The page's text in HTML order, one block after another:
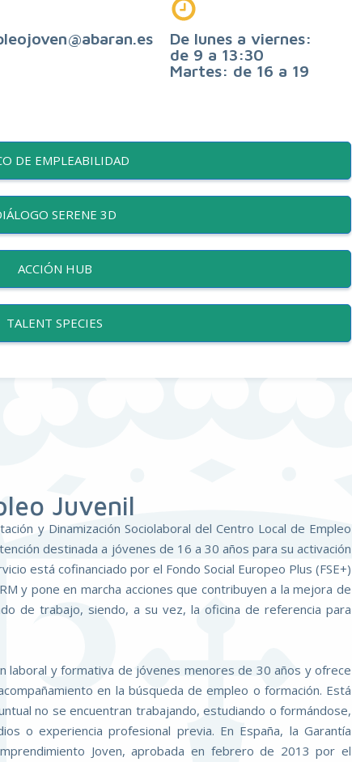
De lunes a viernes:
de 9 a 13:30
Martes: de 16 a 19
DE EMPLEABILIDAD
SERENE 3D
ACCIÓN HUB
TALENT SPECIES
Juvenil
y Dinamización Sociolaboral del Centro Local de Empleo
destinada a jóvenes de 16 a 30 años para su activación
está cofinanciado por el Fondo Social Europeo Plus (FSE+)
y pone en marcha acciones que contribuyen a la mejora de
de trabajo, siendo, a su vez, la oficina de referencia para
laboral y formativa de jóvenes menores de 30 años y ofrece
en la búsqueda de empleo o formación. Está
no se encuentran trabajando, estudiando o formándose,
o experiencia profesional previa. En España, la Garantía
Joven, aprobada en febrero de 2013 por el